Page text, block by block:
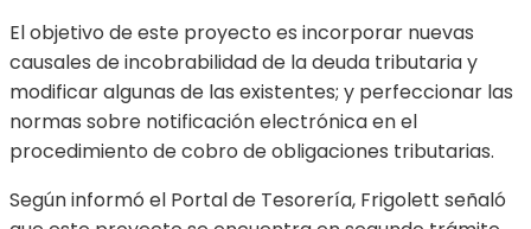
El objetivo de este proyecto es incorporar nuevas
causales de incobrabilidad de la deuda tributaria y
modificar algunas de las existentes; y perfeccionar las
normas sobre notificación electrónica en el
procedimiento de cobro de obligaciones tributarias.
Según informó el Portal de Tesorería, Frigolett señaló